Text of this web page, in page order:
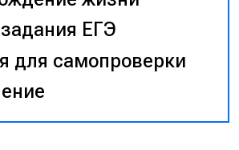
ЕГЭ
для самопроверки